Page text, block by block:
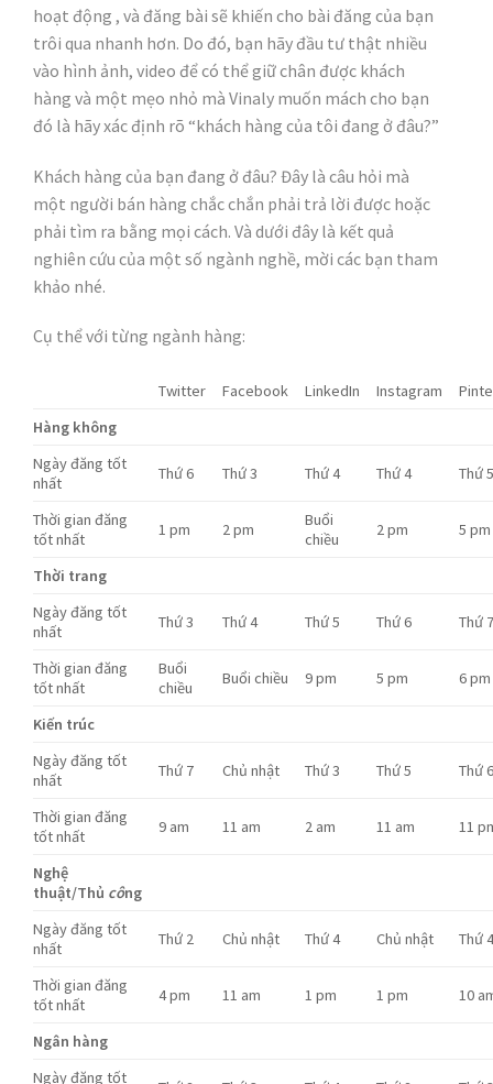
hoạt động , và đăng bài sẽ khiến cho bài đăng của bạn
trôi qua nhanh hơn. Do đó, bạn hãy đầu tư thật nhiều
vào hình ảnh, video để có thể giữ chân được khách
hàng và một mẹo nhỏ mà Vinaly muốn mách cho bạn
đó là hãy xác định rõ “khách hàng của tôi đang ở đâu?”
Khách hàng của bạn đang ở đâu? Đây là câu hỏi mà
một người bán hàng chắc chắn phải trả lời được hoặc
phải tìm ra bằng mọi cách. Và dưới đây là kết quả
nghiên cứu của một số ngành nghề, mời các bạn tham
khảo nhé.
Cụ thể với từng ngành hàng:
Twitter Facebook LinkedIn Instagram
Hàng không
Ngày đăng tốt
nhất
Thứ 6 Thứ 3 Thứ 4 Thứ 4 Thứ
Thời gian đăng
tốt nhất
1 pm 2 pm
Buổi
chiều
2 pm 5 pm
Thời trang
Ngày đăng tốt
nhất
Thứ 3 Thứ 4 Thứ 5 Thứ 6 Thứ
Thời gian đăng
tốt nhất
Buổi
chiều
Buổi chiều 9 pm 5 pm 6 pm
Kiến trúc
Ngày đăng tốt
nhất
Thứ 7 Chủ nhật Thứ 3 Thứ 5 Thứ
Thời gian đăng
tốt nhất
9 am 11 am 2 am 11 am 11
Nghệ
thuật/Thủ công
Ngày đăng tốt
nhất
Thứ 2 Chủ nhật Thứ 4 Chủ nhật Thứ
Thời gian đăng
tốt nhất
4 pm 11 am 1 pm 1 pm 10
Ngân hàng
Ngày đăng tốt